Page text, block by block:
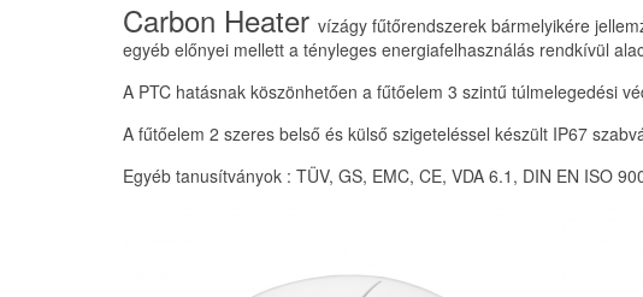
Carbon Heater vízágy fűtőrendszerek bármelyikére
egyéb előnyei mellett a tényleges energiafelhasználás rendkívül
A PTC hatásnak köszönhetően a fűtőelem 3 szintű túlmelegedési
A fűtőelem 2 szeres belső és külső szigeteléssel készült IP67
Egyéb tanusítványok : TÜV, GS, EMC, CE, VDA 6.1, DIN EN ISO